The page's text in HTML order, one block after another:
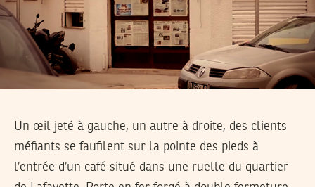
Un œil jeté à gauche, un autre à droite, des clients
méfiants se faufilent sur la pointe des pieds à
l’entrée d’un café situé dans une ruelle du quartier